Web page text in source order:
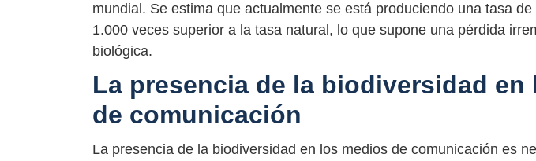
mundial. Se estima que actualmente se está produciendo una tasa
1.000 veces superior a la tasa natural, lo que supone una pérdida
biológica.
La presencia de la biodiversidad en
de comunicación
La presencia de la biodiversidad en los medios de comunicación es